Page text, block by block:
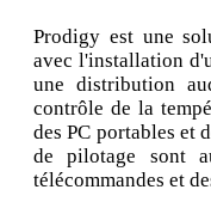
Prodigy est une
avec l'installation
une distribution
contrôle de la
des PC portables et
de pilotage sont
télécommandes et